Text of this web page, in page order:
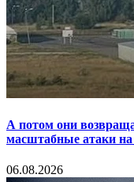
А потом они
масштабные атаки
06.08.2026